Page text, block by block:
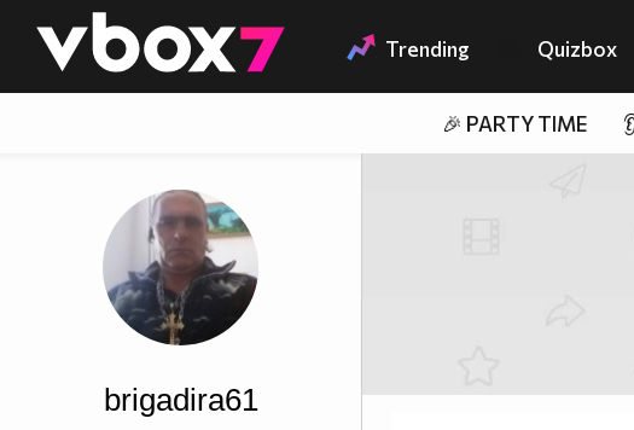
👾 Trending Quizbox
🎉 PARTY TIME
brigadira61